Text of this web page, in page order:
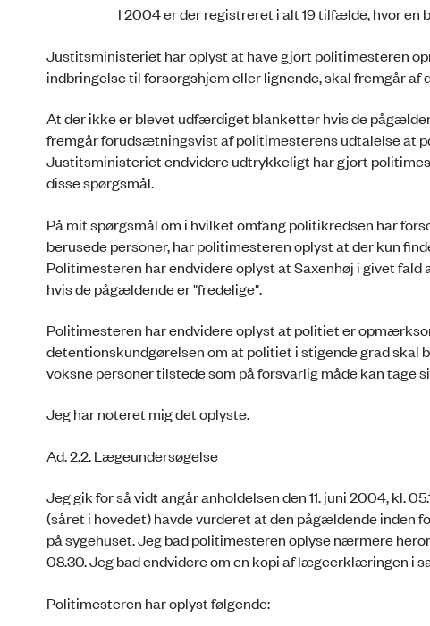
I 2004 er der registreret i alt 19 tilfælde, hvor
Justitsministeriet har oplyst at have gjort politimesteren
indbringelse til forsorgshjem eller lignende, skal fremgår af
At der ikke er blevet udfærdiget blanketter hvis de
fremgår forudsætningsvist af politimesterens udtalelse at
Justitsministeriet endvidere udtrykkeligt har gjort
disse spørgsmål.
På mit spørgsmål om i hvilket omfang politikredsen har
berusede personer, har politimesteren oplyst at der kun
Politimesteren har endvidere oplyst at Saxenhøj i givet
hvis de pågældende er "fredelige".
Politimesteren har endvidere oplyst at politiet er
detentionskundgørelsen om at politiet i stigende grad skal
voksne personer tilstede som på forsvarlig måde kan tage
Jeg har noteret mig det oplyste.
Ad. 2.2. Lægeundersøgelse
Jeg gik for så vidt angår anholdelsen den 11. juni 2004, kl.
(såret i hovedet) havde vurderet at den pågældende
på sygehuset. Jeg bad politimesteren oplyse nærmere
08.30. Jeg bad endvidere om en kopi af lægeerklæringen i
Politimesteren har oplyst følgende: